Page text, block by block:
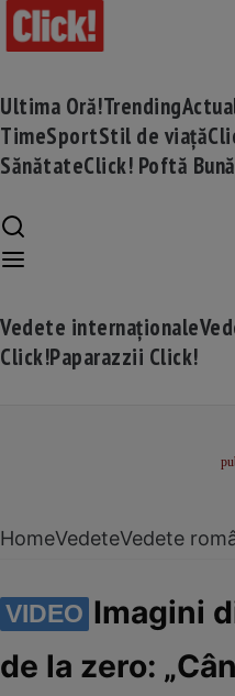
Ultima Oră!Trending
TimeSportStil de viață
SănătateClick! Poftă
Vedete internaționale
Click!Paparazzii Click!
HomeVedeteVedete
VIDEO Imagini
de la zero: